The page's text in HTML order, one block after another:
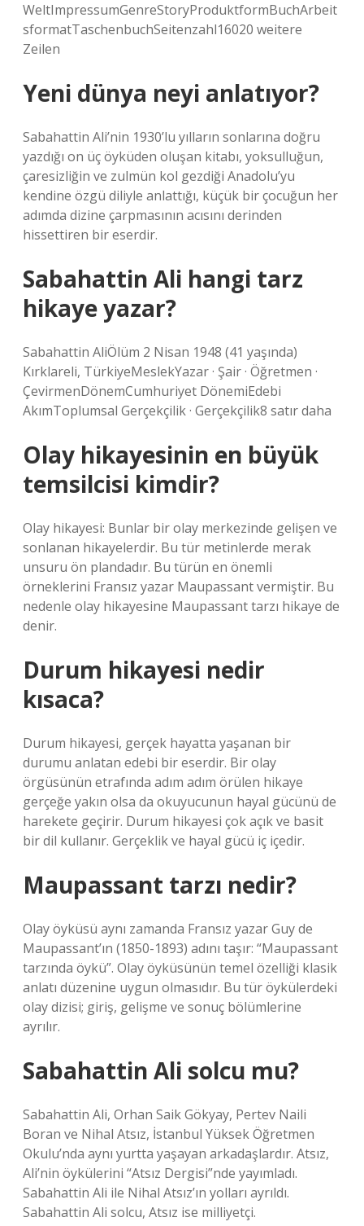
WeltImpressumGenreStoryProduktformBuchArbeit
sformatTaschenbuchSeitenzahl16020 weitere
Zeilen
Yeni dünya neyi anlatıyor?
Sabahattin Ali’nin 1930’lu yılların sonlarına doğru
yazdığı on üç öyküden oluşan kitabı, yoksulluğun,
çaresizliğin ve zulmün kol gezdiği Anadolu’yu
kendine özgü diliyle anlattığı, küçük bir çocuğun her
adımda dizine çarpmasının acısını derinden
hissettiren bir eserdir.
Sabahattin Ali hangi tarz
hikaye yazar?
Sabahattin AliÖlüm 2 Nisan 1948 (41 yaşında)
Kırklareli, TürkiyeMeslekYazar · Şair · Öğretmen ·
ÇevirmenDönemCumhuriyet DönemiEdebi
AkımToplumsal Gerçekçilik · Gerçekçilik8 satır daha
Olay hikayesinin en büyük
temsilcisi kimdir?
Olay hikayesi: Bunlar bir olay merkezinde gelişen ve
sonlanan hikayelerdir. Bu tür metinlerde merak
unsuru ön plandadır. Bu türün en önemli
örneklerini Fransız yazar Maupassant vermiştir. Bu
nedenle olay hikayesine Maupassant tarzı hikaye de
denir.
Durum hikayesi nedir
kısaca?
Durum hikayesi, gerçek hayatta yaşanan bir
durumu anlatan edebi bir eserdir. Bir olay
örgüsünün etrafında adım adım örülen hikaye
gerçeğe yakın olsa da okuyucunun hayal gücünü de
harekete geçirir. Durum hikayesi çok açık ve basit
bir dil kullanır. Gerçeklik ve hayal gücü iç içedir.
Maupassant tarzı nedir?
Olay öyküsü aynı zamanda Fransız yazar Guy de
Maupassant’ın (1850-1893) adını taşır: “Maupassant
tarzında öykü”. Olay öyküsünün temel özelliği klasik
anlatı düzenine uygun olmasıdır. Bu tür öykülerdeki
olay dizisi; giriş, gelişme ve sonuç bölümlerine
ayrılır.
Sabahattin Ali solcu mu?
Sabahattin Ali, Orhan Saik Gökyay, Pertev Naili
Boran ve Nihal Atsız, İstanbul Yüksek Öğretmen
Okulu’nda aynı yurtta yaşayan arkadaşlardır. Atsız,
Ali’nin öykülerini “Atsız Dergisi”nde yayımladı.
Sabahattin Ali ile Nihal Atsız’ın yolları ayrıldı.
Sabahattin Ali solcu, Atsız ise milliyetçi.